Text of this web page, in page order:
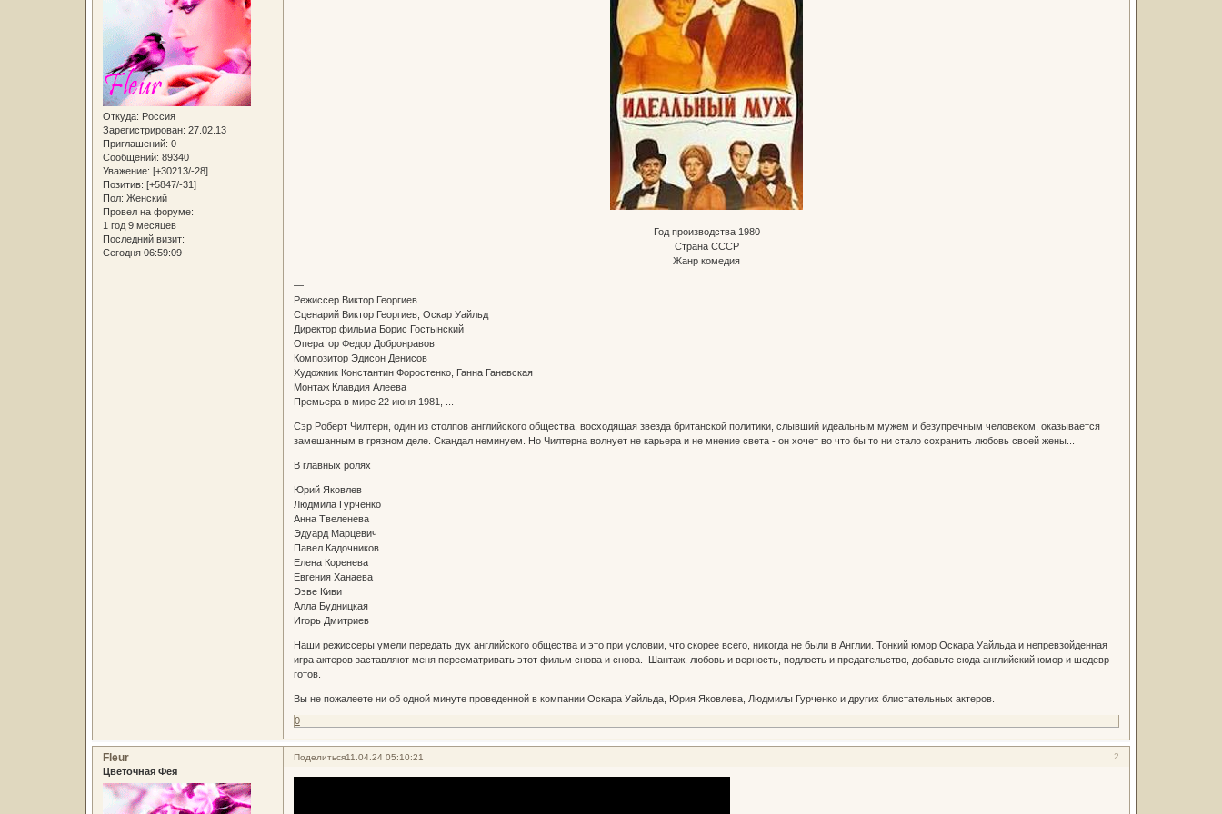
Откуда: Россия
Зарегистрирован: 27.02.13
Приглашений: 0
Сообщений: 89340
Уважение: [+30213/-28]
Позитив: [+5847/-31]
Пол: Женский
Провел на форуме:
1 год 9 месяцев
Последний визит:
Сегодня 06:59:09
Год производства 1980
Страна СССР
Жанр комедия
—
Режиссер Виктор Георгиев
Сценарий Виктор Георгиев, Оскар Уайльд
Директор фильма Борис Гостынский
Оператор Федор Добронравов
Композитор Эдисон Денисов
Художник Константин Форостенко, Ганна Ганевская
Монтаж Клавдия Алеева
Премьера в мире 22 июня 1981, ...
Сэр Роберт Чилтерн, один из столпов английского общества, восходящая звезда британской политики, слывший идеальным мужем и безупречным человеком, оказывается
замешанным в грязном деле. Скандал неминуем. Но Чилтерна волнует не карьера и не мнение света - он хочет во что бы то ни стало сохранить любовь своей жены...
В главных ролях
Юрий Яковлев
Людмила Гурченко
Анна Твеленева
Эдуард Марцевич
Павел Кадочников
Елена Коренева
Евгения Ханаева
Ээве Киви
Алла Будницкая
Игорь Дмитриев
Наши режиссеры умели передать дух английского общества и это при условии, что скорее всего, никогда не были в Англии. Тонкий юмор Оскара Уайльда и непревзойденная
игра актеров заставляют меня пересматривать этот фильм снова и снова. Шантаж, любовь и верность, подлость и предательство, добавьте сюда английский юмор и шедевр
готов.
Вы не пожалеете ни об одной минуте проведенной в компании Оскара Уайльда, Юрия Яковлева, Людмилы Гурченко и других блистательных актеров.
0
Поделиться 2
11.04.24 05:10:21
Fleur
Цветочная Фея